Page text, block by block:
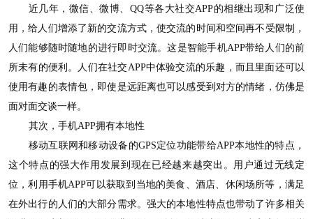
近几年，微信、微博、QQ等各大社交APP的相继出现和广泛使
用，给人们增添了新的交流方式，使交流的时间和空间再不受限制，
人们能够随时随地的进行即时交流。这是智能手机APP带给人们的前
所未有的便利。人们在社交APP中体验交流的乐趣，而且里面还可以
使用有趣的表情包，即使是远距离也可以感受到对方的情绪，仿佛是
面对面交谈一样。
其次，手机APP拥有本地性
移动互联网和移动设备的GPS定位功能带给APP本地性的特点，
这个特点的强大作用发展到现在已经越来越突出。用户通过无线定
位，利用手机APP可以获取到当地的美食、酒店、休闲场所等，满足
在外出行的人们的大部分需求。强大的本地性特点也带动了许多相关